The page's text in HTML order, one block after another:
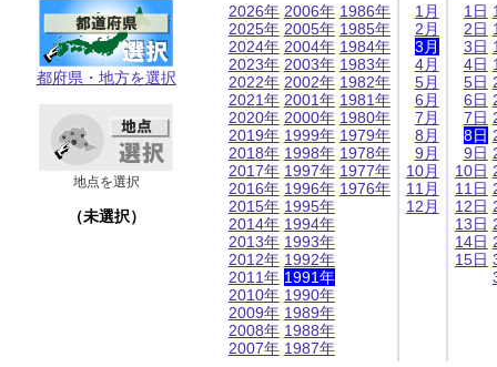
都府県・地方を選択
地点を選択
（未選択）
2026年
2025年
2024年
2023年
2022年
2021年
2020年
2019年
2018年
2017年
2016年
2015年
2014年
2013年
2012年
2011年
2010年
2009年
2008年
2007年
2006年
2005年
2004年
2003年
2002年
2001年
2000年
1999年
1998年
1997年
1996年
1995年
1994年
1993年
1992年
1991年
1990年
1989年
1988年
1987年
1986年
1985年
1984年
1983年
1982年
1981年
1980年
1979年
1978年
1977年
1976年
1月
2月
3月
4月
5月
6月
7月
8月
9月
10月
11月
12月
1日
2日
3日
4日
5日
6日
7日
8日
9日
10日
11日
12日
13日
14日
15日